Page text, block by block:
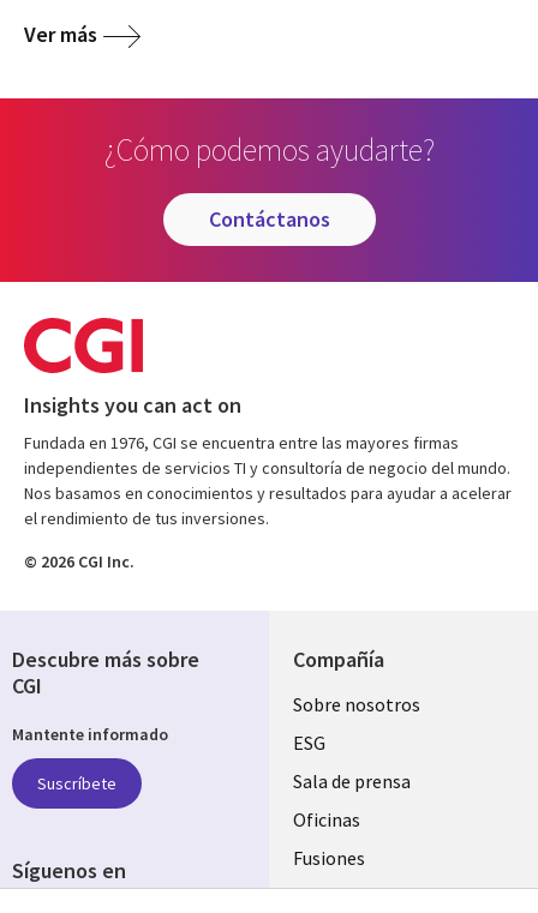
Ver más
¿Cómo podemos ayudarte?
contáctanos
Insights you can act on
Fundada en 1976, CGI se encuentra entre las mayores firmas
independientes de servicios TI y consultoría de negocio del mundo.
Nos basamos en conocimientos y resultados para ayudar a acelerar
el rendimiento de tus inversiones.
© 2026 CGI Inc.
Compañía
Useful
links
SPAIN
Sobre nosotros
ESG
Sala de prensa
Oficinas
Fusiones
Inversores
Descubre más sobre
CGI
Mantente informado
Suscríbete
Síguenos en